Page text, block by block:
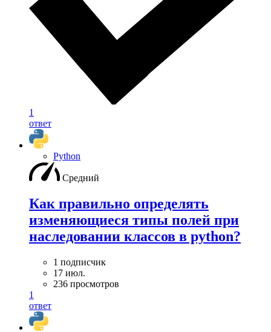
1
ответ
Python
Средний
Как правильно определять
изменяющиеся типы полей при
наследовании классов в python?
1 подписчик
17 июл.
236 просмотров
1
ответ